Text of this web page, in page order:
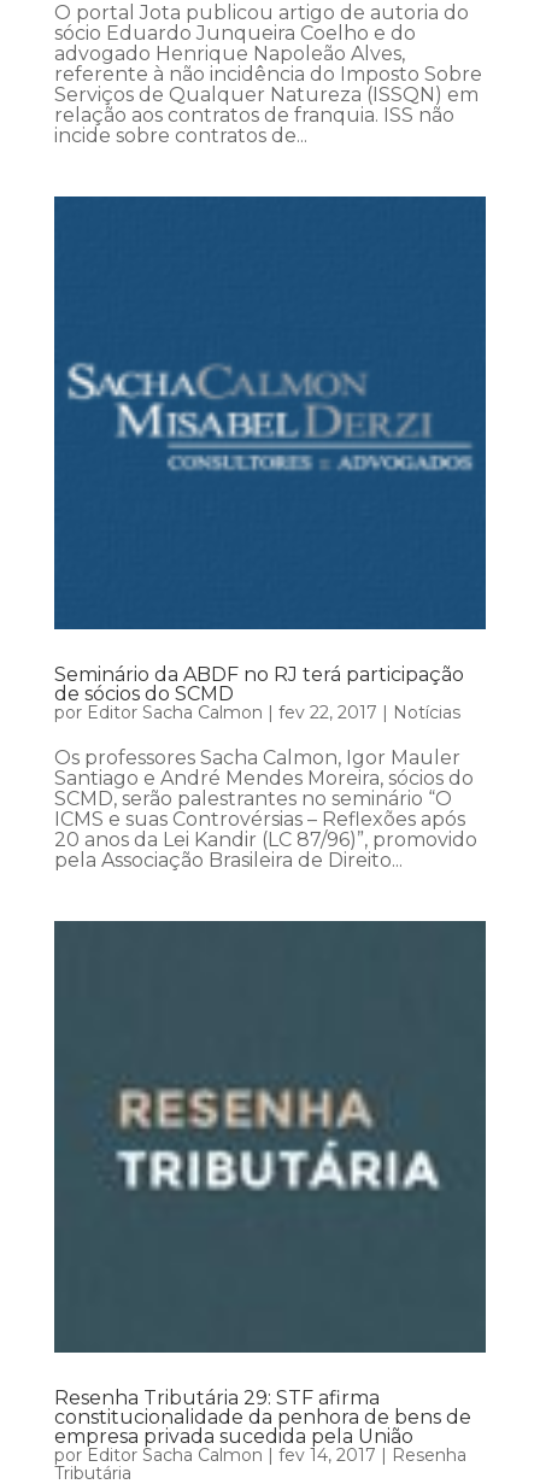
O portal Jota publicou artigo de autoria do
sócio Eduardo Junqueira Coelho e do
advogado Henrique Napoleão Alves,
referente à não incidência do Imposto Sobre
Serviços de Qualquer Natureza (ISSQN) em
relação aos contratos de franquia. ISS não
incide sobre contratos de...
Seminário da ABDF no RJ terá participação
de sócios do SCMD
por Editor Sacha Calmon | fev 22, 2017 | Notícias
Os professores Sacha Calmon, Igor Mauler
Santiago e André Mendes Moreira, sócios do
SCMD, serão palestrantes no seminário “O
ICMS e suas Controvérsias – Reflexões após
20 anos da Lei Kandir (LC 87/96)”, promovido
pela Associação Brasileira de Direito...
Resenha Tributária 29: STF afirma
constitucionalidade da penhora de bens de
empresa privada sucedida pela União
por Editor Sacha Calmon | fev 14, 2017 | Resenha
Tributária